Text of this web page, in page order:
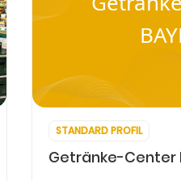
STANDARD PROFIL
Getränke-Center